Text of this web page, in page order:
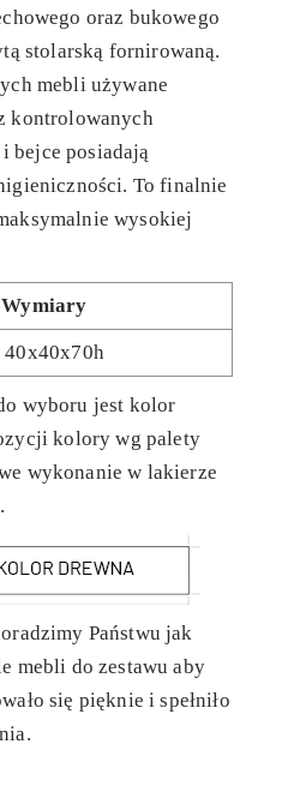
oraz bukowego
stolarską fornirowaną.
mebli używane
kontrolowanych
bejce posiadają
To finalnie
wysokiej
Wymiary
40x40x70h
wyboru jest kolor
kolory wg palety
wykonanie w lakierze
Państwu jak
mebli do zestawu aby
się pięknie i spełniło